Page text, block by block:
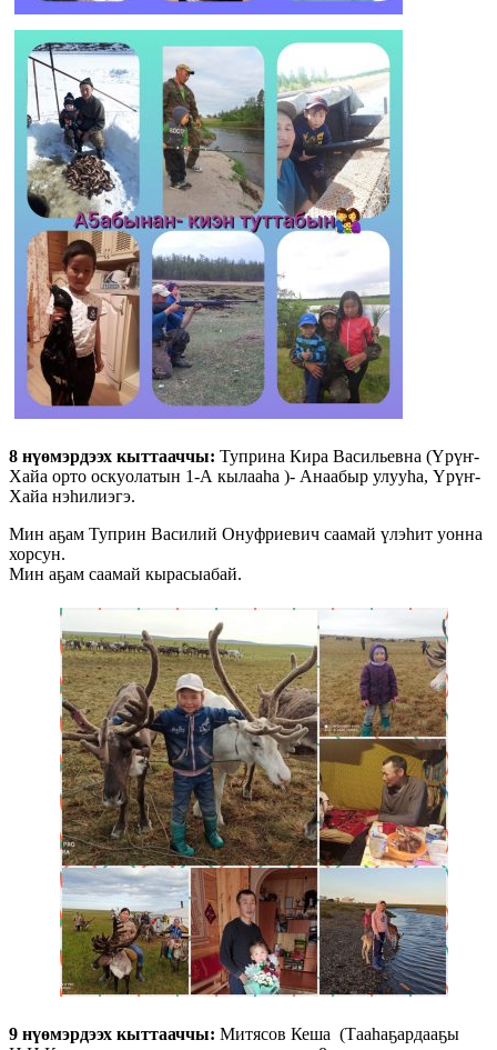
8 нүөмэрдээх кыттааччы: Туприна Кира Васильевна (Үрүҥ-
Хайа орто оскуолатын 1-А кылааһа )- Анаабыр улууһа, Үрүҥ-
Хайа нэһилиэгэ.
Мин аҕам Туприн Василий Онуфриевич саамай үлэһит уонна
хорсун.
Мин аҕам саамай кырасыабай.
9 нүөмэрдээх кыттааччы: Митясов Кеша (Тааһаҕардааҕы